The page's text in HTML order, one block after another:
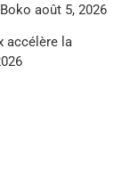
août 5, 2026
accélère la